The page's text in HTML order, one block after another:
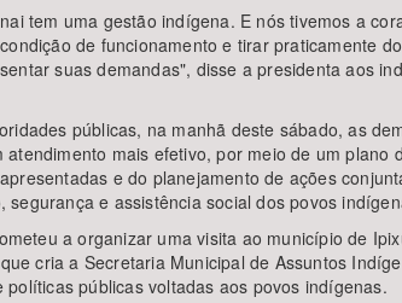
tem uma gestão indígena. E nós tivemos a
de funcionamento e tirar praticamente
suas demandas", disse a presidenta aos
públicas, na manhã deste sábado, as
mais efetivo, por meio de um
e do planejamento de ações
segurança e assistência social dos povos
a organizar uma visita ao município de
cria a Secretaria Municipal de Assuntos
públicas voltadas aos povos indígenas.